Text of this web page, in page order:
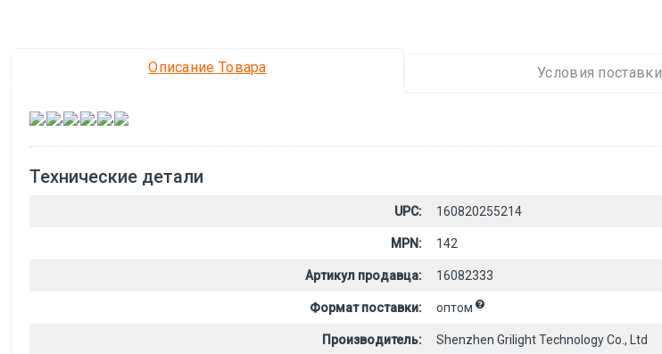
Описание Товара Условия поставки
, , , , ,
Технические детали
UPC: 160820255214
MPN: 142
Артикул продавца: 16082333
Формат поставки: оптом
Производитель: Shenzhen Grilight Technology Co., Ltd